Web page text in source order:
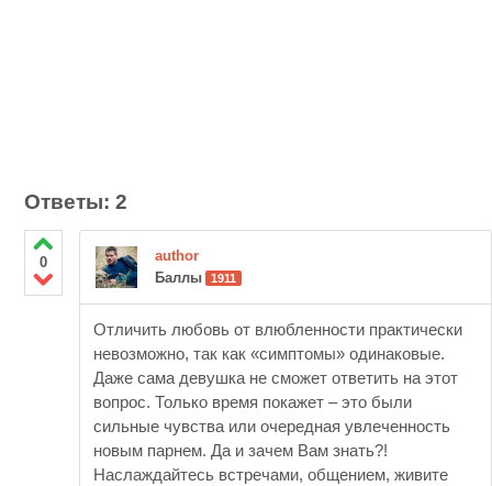
Ответы: 2
0
author
Баллы
1911
Отличить любовь от влюбленности практически
невозможно, так как «симптомы» одинаковые.
Даже сама девушка не сможет ответить на этот
вопрос. Только время покажет – это были
сильные чувства или очередная увлеченность
новым парнем. Да и зачем Вам знать?!
Наслаждайтесь встречами, общением, живите